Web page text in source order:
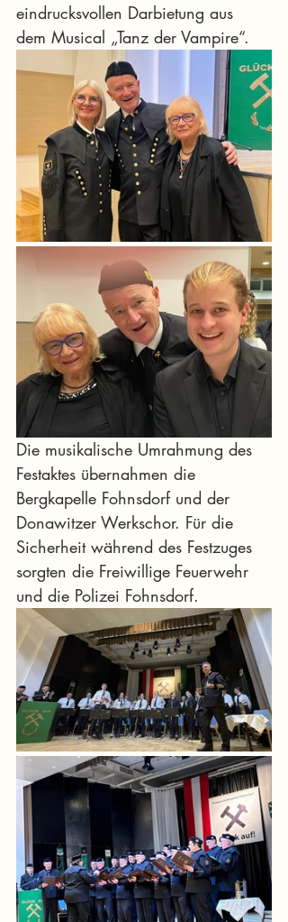
eindrucksvollen Darbietung aus
dem Musical „Tanz der Vampire“.
Die musikalische Umrahmung des
Festaktes übernahmen die
Bergkapelle Fohnsdorf und der
Donawitzer Werkschor. Für die
Sicherheit während des Festzuges
sorgten die Freiwillige Feuerwehr
und die Polizei Fohnsdorf.